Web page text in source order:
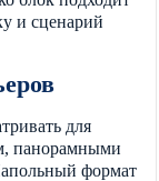
и сценарий
для
панорамными
формат